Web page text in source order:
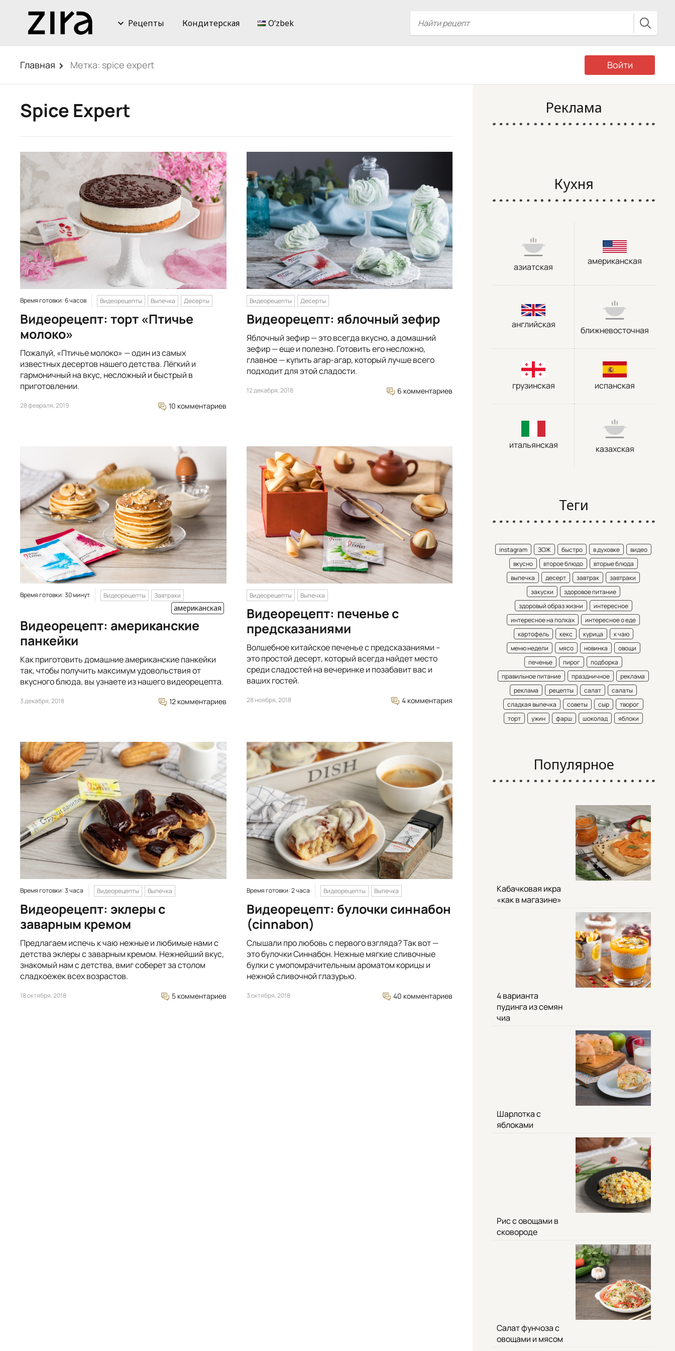
Рецепты Кондитерская Oʻzbek
Главная Метка: spice expert Войти
Spice Expert
Время готовки: 6 часов Видеорецепты Выпечка Десерты
Видеорецепт: торт «Птичье
молоко»
Пожалуй, «Птичье молоко» — один из самых
известных десертов нашего детства. Лёгкий и
гармоничный на вкус, несложный и быстрый в
приготовлении.
28 февраля, 2019 10 комментариев
Видеорецепты Десерты
Видеорецепт: яблочный зефир
Яблочный зефир — это всегда вкусно, а домашний
зефир — еще и полезно. Готовить его несложно,
главное — купить агар-агар, который лучше всего
подходит для этой сладости.
12 декабря, 2018 6 комментариев
Время готовки: 30 минут Видеорецепты Завтраки
американская
Видеорецепт: американские
панкейки
Как приготовить домашние американские панкейки
так, чтобы получить максимум удовольствия от
вкусного блюда, вы узнаете из нашего видеорецепта.
3 декабря, 2018 12 комментариев
Видеорецепты Выпечка
Видеорецепт: печенье с
предсказаниями
Волшебное китайское печенье с предсказаниями –
это простой десерт, который всегда найдет место
среди сладостей на вечеринке и позабавит вас и
ваших гостей.
28 ноября, 2018 4 комментария
Время готовки: 3 часа Видеорецепты Выпечка
Видеорецепт: эклеры с
заварным кремом
Предлагаем испечь к чаю нежные и любимые нами с
детства эклеры с заварным кремом. Нежнейший вкус,
знакомый нам с детства, вмиг соберет за столом
сладкоежек всех возрастов.
18 октября, 2018 5 комментариев
Время готовки: 2 часа Видеорецепты Выпечка
Видеорецепт: булочки синнабон
(cinnabon)
Слышали про любовь с первого взгляда? Так вот —
это булочки Синнабон. Нежные мягкие сливочные
булки с умопомрачительным ароматом корицы и
нежной сливочной глазурью.
3 октября, 2018 40 комментариев
Реклама
Кухня
азиатская
американская
английская
ближневосточная
грузинская испанская
итальянская казахская
Теги
instagram ЗОЖ быстро в духовке
видео
вкусно
второе блюдо
вторые блюда
выпечка
десерт завтрак
завтраки
закуски
здоровое питание
здоровый образ жизни
интересное
интересное на полках
интересное о еде
картофель
кекс курица
к чаю
меню недели
мясо новинка
овощи
печенье
пирог
подборка
правильное питание
праздничное
реклама
реклама
рецепты салат
салаты
сладкая выпечка
советы сыр
творог
торт
ужин фарш шоколад яблоки
Популярное
Кабачковая икра
«как в магазине»
4 варианта
пудинга из семян
чиа
Шарлотка с
яблоками
Рис с овощами в
сковороде
Салат фунчоза с
овощами и мясом